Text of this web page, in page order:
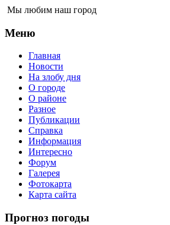
Мы любим наш город
Меню
Главная
Новости
На злобу дня
О городе
О районе
Разное
Публикации
Справка
Информация
Интересно
Форум
Галерея
Фотокарта
Карта сайта
Прогноз погоды